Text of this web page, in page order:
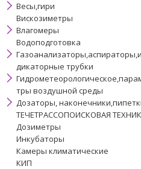
Весы,гири
Вискозиметры
Влагомеры
Водоподготовка
дикаторные трубки
тры воздушной среды
Дозаторы,
ТЕЧЕТРАССОПОИСКОВАЯ
Дозиметры
Инкубаторы
Камеры климатические
КИП